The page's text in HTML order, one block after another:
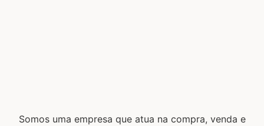
Somos uma empresa que atua na compra, venda e